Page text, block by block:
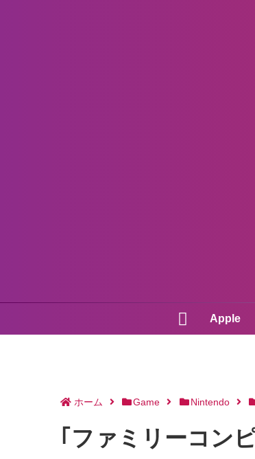
Apple
ホーム Game Nintendo
｢ファミリーコン